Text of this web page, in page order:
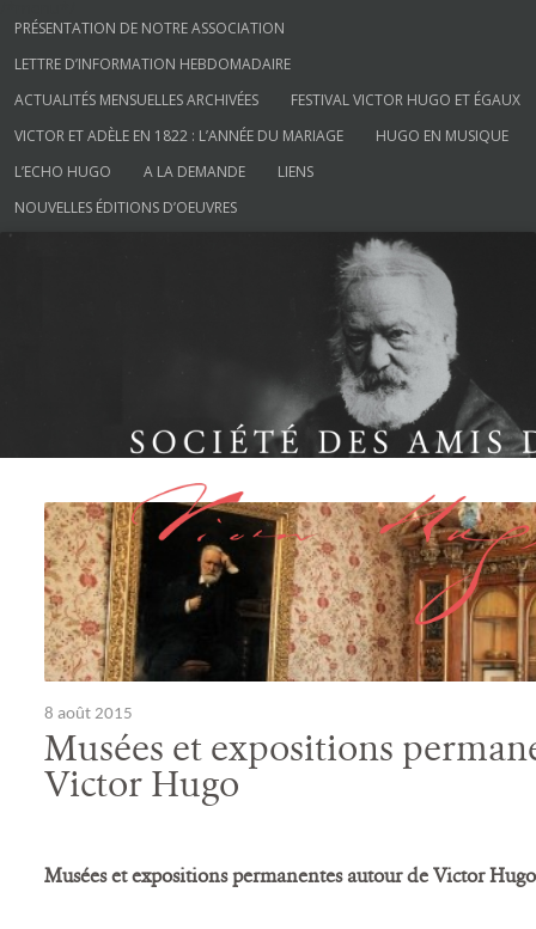
Aller au contenu
PRÉSENTATION DE NOTRE ASSOCIATION
LETTRE D’INFORMATION HEBDOMADAIRE
ACTUALITÉS MENSUELLES ARCHIVÉES
FESTIVAL VICTOR HUGO ET ÉGAUX
VICTOR ET ADÈLE EN 1822 : L’ANNÉE DU MARIAGE
HUGO EN MUSIQUE
L’ECHO HUGO
A LA DEMANDE
LIENS
NOUVELLES ÉDITIONS D’OEUVRES
Société des Amis de Victor Hugo
8 août 2015
Musées et expositions
Victor Hugo
Musées et expositions permanentes autour de Victor Hugo